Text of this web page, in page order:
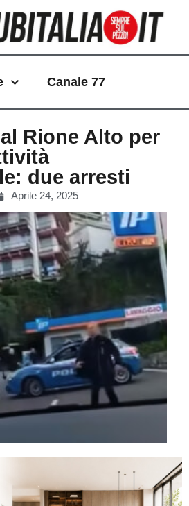
Canale 77
Rione Alto per
due arresti
Aprile 24, 2025